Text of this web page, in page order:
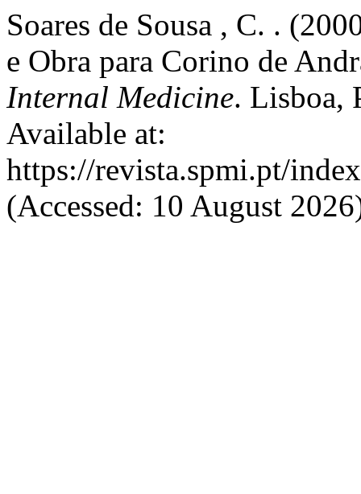
Soares de Sousa , C. .
e Obra para Corino de
Internal Medicine. Lisboa,
Available at:
https://revista.spmi.pt/
(Accessed: 10 August